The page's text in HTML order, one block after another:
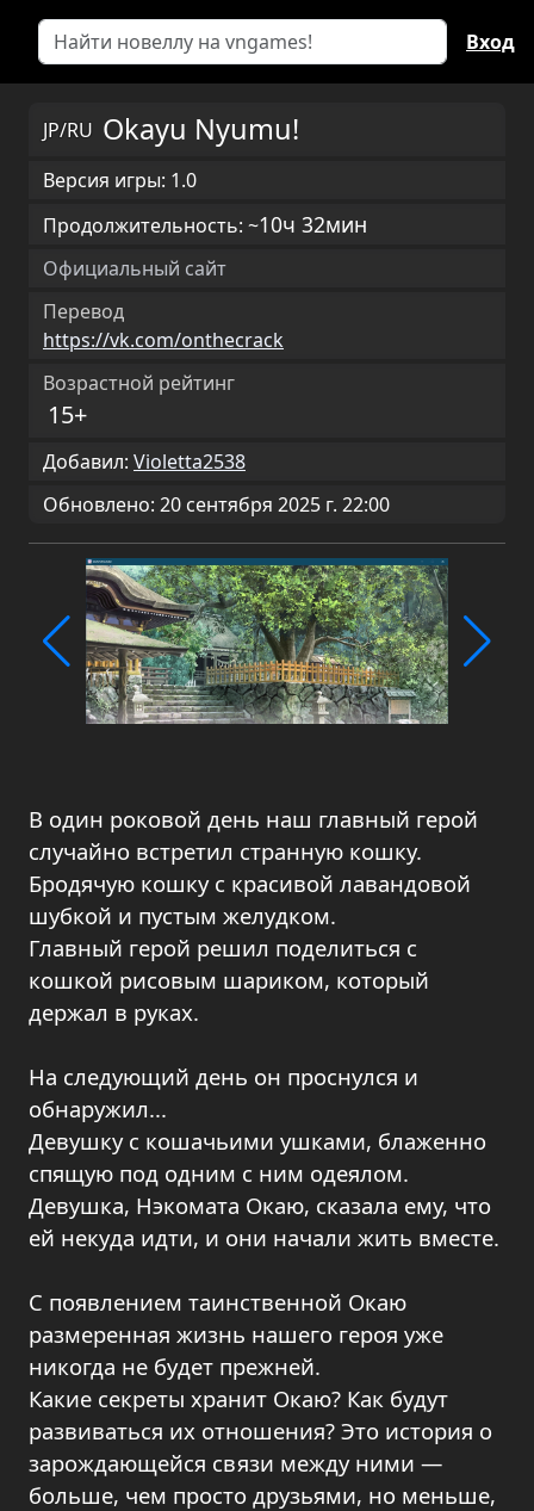
Вход
JP/RU Okayu Nyumu!
Версия игры: 1.0
Продолжительность: ~10ч 32мин
Официальный сайт
Перевод
https://vk.com/onthecrack
Возрастной рейтинг
15+
Добавил: Violetta2538
Обновлено: 20 сентября 2025 г. 22:00
В один роковой день наш главный герой
случайно встретил странную кошку.
Бродячую кошку с красивой лавандовой
шубкой и пустым желудком.
Главный герой решил поделиться с
кошкой рисовым шариком, который
держал в руках.
На следующий день он проснулся и
обнаружил...
Девушку с кошачьими ушками, блаженно
спящую под одним с ним одеялом.
Девушка, Нэкомата Окаю, сказала ему, что
ей некуда идти, и они начали жить вместе.
С появлением таинственной Окаю
размеренная жизнь нашего героя уже
никогда не будет прежней.
Какие секреты хранит Окаю? Как будут
развиваться их отношения? Это история о
зарождающейся связи между ними —
больше, чем просто друзьями, но меньше,